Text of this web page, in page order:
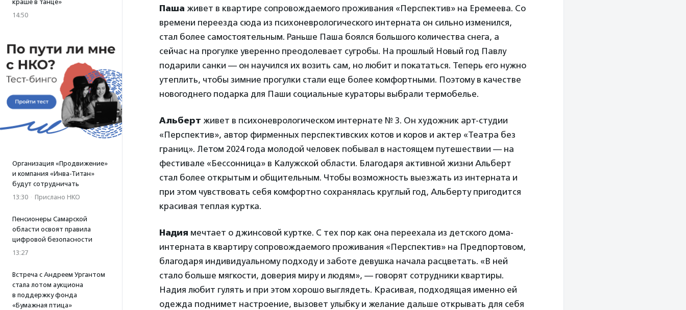
краше в танце»
14:50
Организация «Продвижение»
и компания «Инва-Титан»
будут сотрудничать
13:30 · Прислано НКО
Пенсионеры Самарской
области освоят правила
цифровой безопасности
13:27
Встреча с Андреем Ургантом
стала лотом аукциона
в поддержку фонда
«Бумажная птица»
Паша живет в квартире сопровождаемого проживания «Перспектив» на Еремеева. Со
времени переезда сюда из психоневрологического интерната он сильно изменился,
стал более самостоятельным. Раньше Паша боялся большого количества снега, а
сейчас на прогулке уверенно преодолевает сугробы. На прошлый Новый год Павлу
подарили санки — он научился их возить сам, но любит и покататься. Теперь его нужно
утеплить, чтобы зимние прогулки стали еще более комфортными. Поэтому в качестве
новогоднего подарка для Паши социальные кураторы выбрали термобелье.
Альберт живет в психоневрологическом интернате № 3. Он художник арт-студии
«Перспектив», автор фирменных перспективских котов и коров и актер «Театра без
границ». Летом 2024 года молодой человек побывал в настоящем путешествии — на
фестивале «Бессонница» в Калужской области. Благодаря активной жизни Альберт
стал более открытым и общительным. Чтобы возможность выезжать из интерната и
при этом чувствовать себя комфортно сохранялась круглый год, Альберту пригодится
красивая теплая куртка.
Надия мечтает о джинсовой куртке. С тех пор как она переехала из детского дома-
интерната в квартиру сопровождаемого проживания «Перспектив» на Предпортовом,
благодаря индивидуальному подходу и заботе девушка начала расцветать. «В ней
стало больше мягкости, доверия миру и людям», — говорят сотрудники квартиры.
Надия любит гулять и при этом хорошо выглядеть. Красивая, подходящая именно ей
одежда поднимет настроение, вызовет улыбку и желание дальше открывать для себя